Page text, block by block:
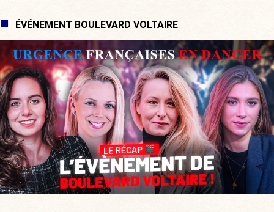
ÉVÉNEMENT BOULEVARD VOLTAIRE